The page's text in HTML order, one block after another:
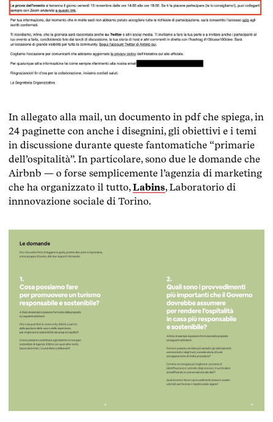
In allegato alla mail, un documento in pdf che spiega, in
24 paginette con anche i disegnini, gli obiettivi e i temi
in discussione durante queste fantomatiche “primarie
dell’ospitalità”. In particolare, sono due le domande che
Airbnb — o forse semplicemente l’agenzia di marketing
che ha organizzato il tutto,Labins, Laboratorio di
innnovazione sociale di Torino.